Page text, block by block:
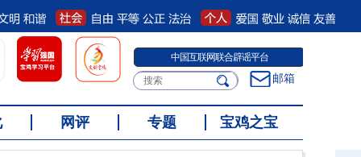
中国互联网联合辟谣平台
邮箱
网评 专题 宝鸡之宝